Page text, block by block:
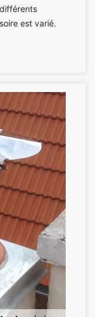
est varié.